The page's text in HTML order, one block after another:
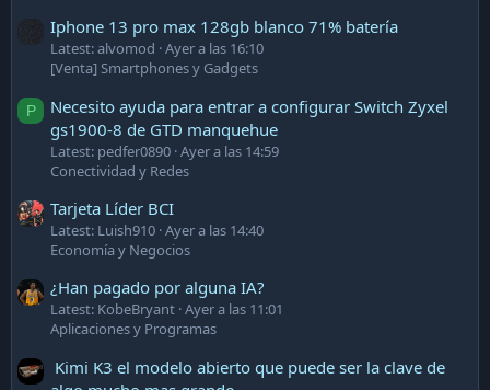
Iphone 13 pro max 128gb blanco 71% batería
Latest: alvomod Ayer a las 16:10
[Venta] Smartphones y Gadgets
P
Necesito ayuda para entrar a configurar Switch Zyxel
gs1900-8 de GTD manquehue
Latest: pedfer0890 Ayer a las 14:59
Conectividad y Redes
Tarjeta Líder BCI
Latest: Luish910 Ayer a las 14:40
Economía y Negocios
¿Han pagado por alguna IA?
Latest: KobeBryant Ayer a las 11:01
Aplicaciones y Programas
Kimi K3 el modelo abierto que puede ser la clave de